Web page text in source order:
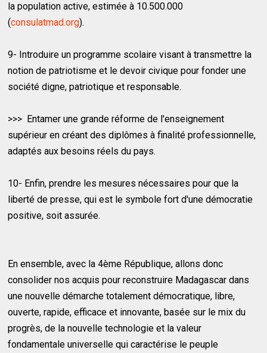
la population active, estimée à 10.500.000
(consulatmad.org).
9- Introduire un programme scolaire visant à transmettre la
notion de patriotisme et le devoir civique pour fonder une
société digne, patriotique et responsable.
>>> Entamer une grande réforme de l'enseignement
supérieur en créant des diplômes à finalité professionnelle,
adaptés aux besoins réels du pays.
10- Enfin, prendre les mesures nécessaires pour que la
liberté de presse, qui est le symbole fort d'une démocratie
positive, soit assurée.
En ensemble, avec la 4ème République, allons donc
consolider nos acquis pour reconstruire Madagascar dans
une nouvelle démarche totalement démocratique, libre,
ouverte, rapide, efficace et innovante, basée sur le mix du
progrès, de la nouvelle technologie et la valeur
fondamentale universelle qui caractérise le peuple